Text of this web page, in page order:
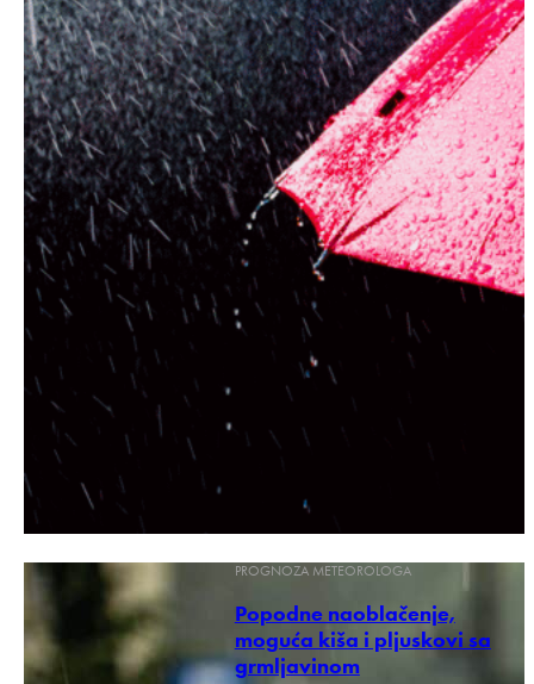
PROGNOZA METEOROLOGA
Popodne naoblačenje,
moguća kiša i pljuskovi sa
grmljavinom